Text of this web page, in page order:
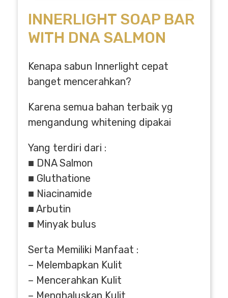
INNERLIGHT SOAP BAR
WITH DNA SALMON
Kenapa sabun Innerlight cepat
banget mencerahkan?
Karena semua bahan terbaik yg
mengandung whitening dipakai
Yang terdiri dari :
■ DNA Salmon
■ Gluthatione
■ Niacinamide
■ Arbutin
■ Minyak bulus
Serta Memiliki Manfaat :
– Melembapkan Kulit
– Mencerahkan Kulit
– Menghaluskan Kulit